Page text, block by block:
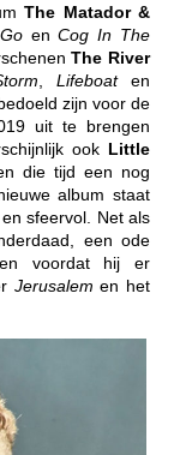
The Matador &
enCog In The
The River
Lifeboaten
zijn voor de
uit te brengen
ook Little
die tijd een nog
album staat
sfeervol. Net als
een ode
voordat hij er
Jerusalem en het